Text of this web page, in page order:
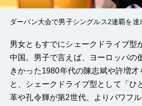
ダーバン大会で男子シングルス2連覇を達
男女ともすでにシェークドライブ型
中国。男子で言えば、ヨーロッパの
きかった1980年代の陳志斌や許増才
と、シェークドライブ型として「ひ
革や孔令輝が第2世代、よりパワフ